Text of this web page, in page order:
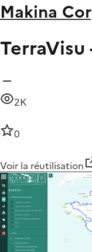
Makina
2K
0
Voir la réutilisation